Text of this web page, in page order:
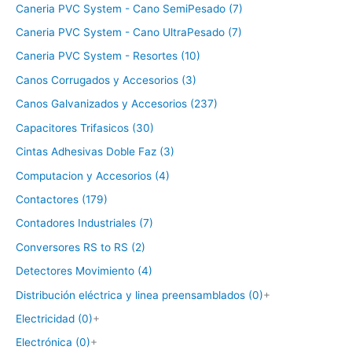
Caneria PVC System - Cano SemiPesado (7)
Caneria PVC System - Cano UltraPesado (7)
Caneria PVC System - Resortes (10)
Canos Corrugados y Accesorios (3)
Canos Galvanizados y Accesorios (237)
Capacitores Trifasicos (30)
Cintas Adhesivas Doble Faz (3)
Computacion y Accesorios (4)
Contactores (179)
Contadores Industriales (7)
Conversores RS to RS (2)
Detectores Movimiento (4)
Distribución eléctrica y linea preensamblados (0)+
Electricidad (0)+
Electrónica (0)+